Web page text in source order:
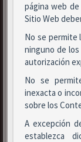
página web
Sitio Web
No se
ninguno de
autorización
No se
inexacta o
sobre los
A excepción
establezca